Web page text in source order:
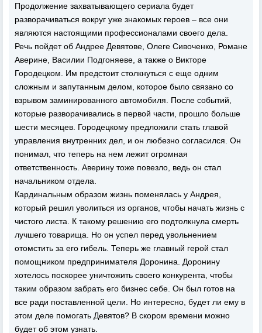
Продолжение захватывающего сериала будет
разворачиваться вокруг уже знакомых героев – все они
являются настоящими профессионалами своего дела.
Речь пойдет об Андрее Девятове, Олеге Сивоченко, Романе
Аверине, Василии Подгоняеве, а также о Викторе
Городецком. Им предстоит столкнуться с еще одним
сложным и запутанным делом, которое было связано со
взрывом заминированного автомобиля. После событий,
которые разворачивались в первой части, прошло больше
шести месяцев. Городецкому предложили стать главой
управления внутренних дел, и он любезно согласился. Он
понимал, что теперь на нем лежит огромная
ответственность. Аверину тоже повезло, ведь он стал
начальником отдела.
Кардинальным образом жизнь поменялась у Андрея,
который решил уволиться из органов, чтобы начать жизнь с
чистого листа. К такому решению его подтолкнула смерть
лучшего товарища. Но он успел перед увольнением
отомстить за его гибель. Теперь же главный герой стал
помощником предпринимателя Доронина. Доронину
хотелось поскорее уничтожить своего конкурента, чтобы
таким образом забрать его бизнес себе. Он был готов на
все ради поставленной цели. Но интересно, будет ли ему в
этом деле помогать Девятов? В скором времени можно
будет об этом узнать.